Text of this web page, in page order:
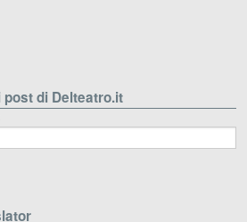
di Delteatro.it